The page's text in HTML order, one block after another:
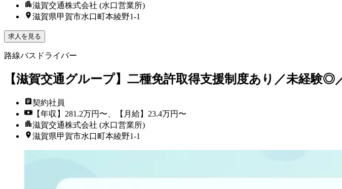
滋賀交通株式会社 (水口営業所)
滋賀県甲賀市水口町本綾野1-1
求人を見る
路線バスドライバー
【滋賀交通グループ】二種免許取得支援制度あり／未経験
契約社員
【年収】281.2万円〜、【月給】23.4万円〜
滋賀交通株式会社 (水口営業所)
滋賀県甲賀市水口町本綾野1-1